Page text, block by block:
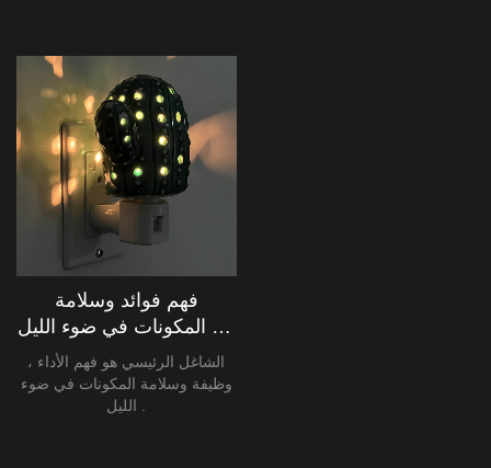
فهم فوائد وسلامة
المكونات في ضوء الليل : A
دليل شامل
الشاغل الرئيسي هو فهم الأداء ،
وظيفة وسلامة المكونات في ضوء